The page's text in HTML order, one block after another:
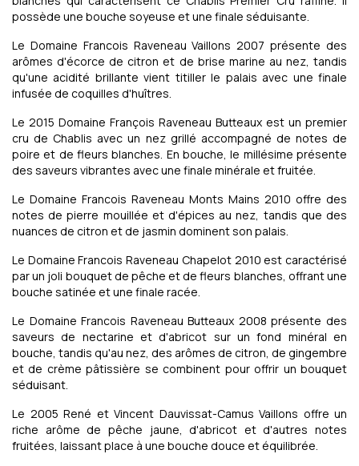
possède une bouche soyeuse et une finale séduisante.
Le Domaine Francois Raveneau Vaillons 2007 présente des
arômes d'écorce de citron et de brise marine au nez, tandis
qu'une acidité brillante vient titiller le palais avec une finale
infusée de coquilles d'huîtres.
Le 2015 Domaine François Raveneau Butteaux est un premier
cru de Chablis avec un nez grillé accompagné de notes de
poire et de fleurs blanches. En bouche, le millésime présente
des saveurs vibrantes avec une finale minérale et fruitée.
Le Domaine Francois Raveneau Monts Mains 2010 offre des
notes de pierre mouillée et d'épices au nez, tandis que des
nuances de citron et de jasmin dominent son palais.
Le Domaine Francois Raveneau Chapelot 2010 est caractérisé
par un joli bouquet de pêche et de fleurs blanches, offrant une
bouche satinée et une finale racée.
Le Domaine Francois Raveneau Butteaux 2008 présente des
saveurs de nectarine et d'abricot sur un fond minéral en
bouche, tandis qu'au nez, des arômes de citron, de gingembre
et de crème pâtissière se combinent pour offrir un bouquet
séduisant.
Le 2005 René et Vincent Dauvissat-Camus Vaillons offre un
riche arôme de pêche jaune, d'abricot et d'autres notes
fruitées, laissant place à une bouche douce et équilibrée.